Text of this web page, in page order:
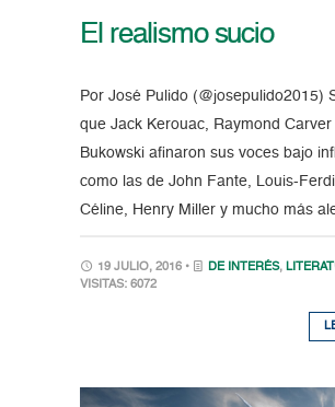
El realismo sucio
Por José Pulido (@josepulido2015)
que Jack Kerouac, Raymond
Bukowski afinaron sus voces bajo
como las de John Fante, Louis-
Céline, Henry Miller y mucho más
19 JULIO, 2016 • DE INTERÉS,
VISITAS: 6072